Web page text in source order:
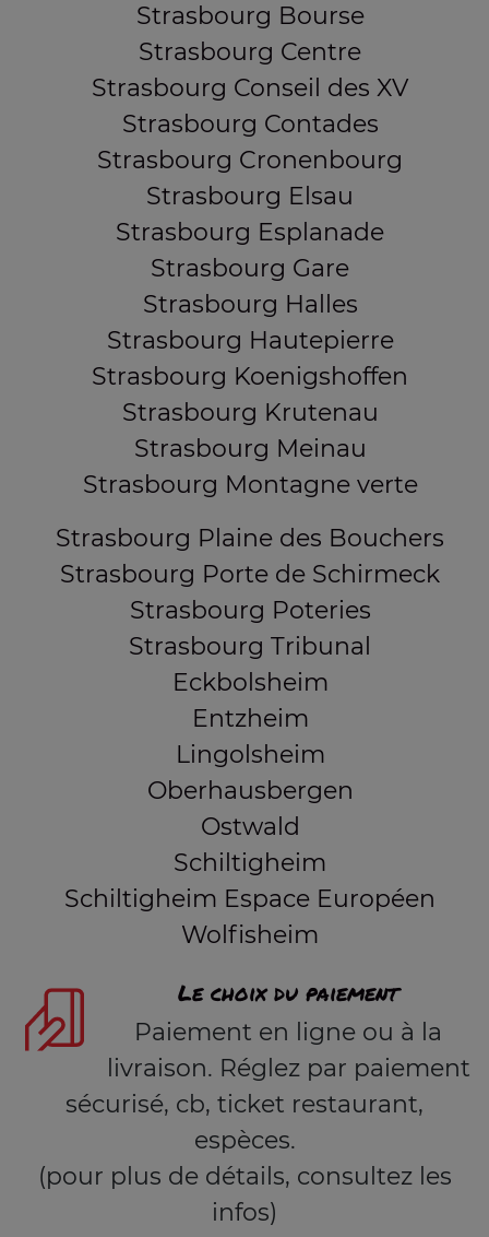
Strasbourg Bourse
Strasbourg Centre
Strasbourg Conseil des XV
Strasbourg Contades
Strasbourg Cronenbourg
Strasbourg Elsau
Strasbourg Esplanade
Strasbourg Gare
Strasbourg Halles
Strasbourg Hautepierre
Strasbourg Koenigshoffen
Strasbourg Krutenau
Strasbourg Meinau
Strasbourg Montagne verte
Strasbourg Plaine des Bouchers
Strasbourg Porte de Schirmeck
Strasbourg Poteries
Strasbourg Tribunal
Eckbolsheim
Entzheim
Lingolsheim
Oberhausbergen
Ostwald
Schiltigheim
Schiltigheim Espace Européen
Wolfisheim
Le choix du paiement
Paiement en ligne ou à la
livraison. Réglez par paiement
sécurisé, cb, ticket restaurant,
espèces.
(pour plus de détails, consultez les
infos)